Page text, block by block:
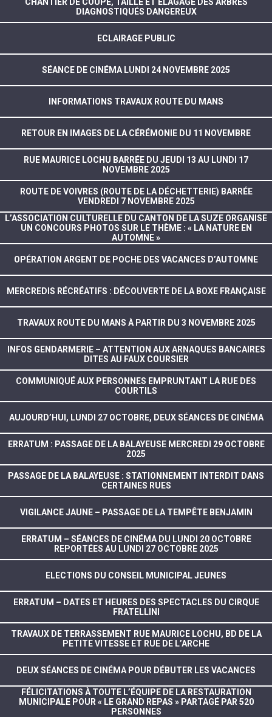
DIAGNOSTIQUÉS DANGEREUX
ECLAIRAGE PUBLIC
SÉANCE DE CINÉMA LUNDI 24 NOVEMBRE 2025
INFORMATIONS TRAVAUX ROUTE DU MANS
RETOUR EN IMAGES DE LA CÉRÉMONIE DU 11 NOVEMBRE
RUE MAURICE LOCHU BARRÉE DU JEUDI 13 AU LUNDI 17
NOVEMBRE 2025
ROUTE DE VOIVRES (ROUTE DE LA DÉCHETTERIE) BARRÉE
VENDREDI 7 NOVEMBRE 2025
L’ASSOCIATION CULTURELLE DU CANTON DE LA SUZE ORGANISE
UN CONCOURS PHOTOS SUR LE THÈME : « LA NATURE EN
AUTOMNE »
OPÉRATION ARGENT DE POCHE DES VACANCES D’AUTOMNE
MERCREDIS RÉCRÉATIFS : DÉCOUVERTE DE LA BOXE FRANÇAISE
TRAVAUX ROUTE DU MANS À PARTIR DU 3 NOVEMBRE 2025
INFOS GENDARMERIE – ATTENTION AUX ARNAQUES BANCAIRES
DITES AU FAUX COURSIER
COMMUNIQUÉ AUX PERSONNES EMPRUNTANT LA RUE DES
COURTILS
AUJOURD’HUI, LUNDI 27 OCTOBRE, DEUX SÉANCES DE CINÉMA
ERRATUM : PASSAGE DE LA BALAYEUSE MERCREDI 29 OCTOBRE
2025
PASSAGE DE LA BALAYEUSE : STATIONNEMENT INTERDIT DANS
CERTAINES RUES
VIGILANCE JAUNE – PASSAGE DE LA TEMPÊTE BENJAMIN
ERRATUM – SÉANCES DE CINÉMA DU LUNDI 20 OCTOBRE
REPORTÉES AU LUNDI 27 OCTOBRE 2025
ELECTIONS DU CONSEIL MUNICIPAL JEUNES
ERRATUM – DATES ET HEURES DES SPECTACLES DU CIRQUE
FRATELLINI
TRAVAUX DE TERRASSEMENT RUE MAURICE LOCHU, BD DE LA
PETITE VITESSE ET RUE DE L’ARCHE
DEUX SÉANCES DE CINÉMA POUR DÉBUTER LES VACANCES
FÉLICITATIONS À TOUTE L’ÉQUIPE DE LA RESTAURATION
MUNICIPALE POUR « LE GRAND REPAS » PARTAGÉ PAR 520
PERSONNES